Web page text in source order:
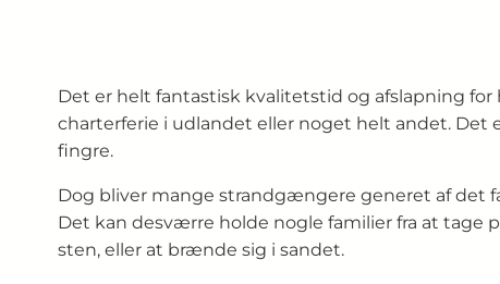
Det er helt fantastisk kvalitetstid og afslapning
charterferie i udlandet eller noget helt andet. Det
fingre.
Dog bliver mange strandgængere generet af det
Det kan desværre holde nogle familier fra at tage
sten, eller at brænde sig i sandet.